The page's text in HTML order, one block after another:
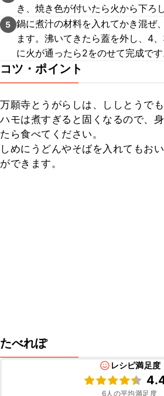
き、焼き色が付いたら火から下ろ
5 鍋に煮汁の材料を入れてかき混ぜ
ます。沸いてきたら蓋を外し、4
に火が通ったら2をのせて完成です
コツ・ポイント
万願寺とうがらしは、ししとうでも
ハモは煮すぎると固くなるので、
たら食べてください。
しめにうどんやそばを入れてもお
ができます。
たべれぽ
レシピ満足度
6人の平均満足度